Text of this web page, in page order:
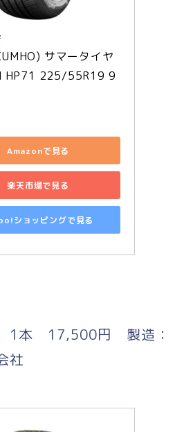
サマータイヤ
HP71 225/55R19 9
Amazonで見る
楽天市場で見る
ショッピングで見る
1本 17,500円 製造：
社